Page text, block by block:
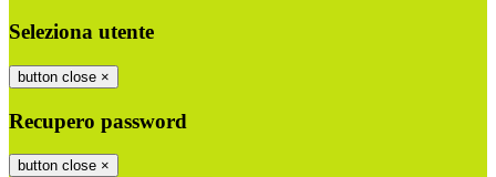
Seleziona utente
button close ×
Recupero password
button close ×